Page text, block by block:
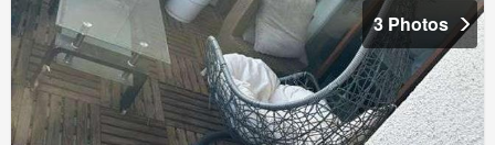
3 Photos